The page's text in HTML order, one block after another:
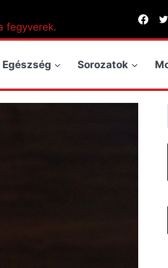
fegyverek.
Egészség Sorozatok